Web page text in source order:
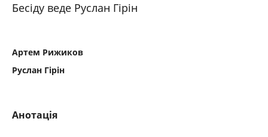
Бесіду веде Руслан Гірін
Артем Рижиков
Руслан Гірін
Анотація